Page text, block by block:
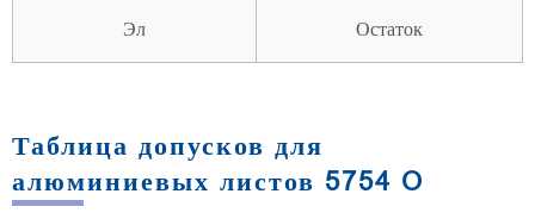
Эл Остаток
Таблица допусков для
алюминиевых листов 5754 O